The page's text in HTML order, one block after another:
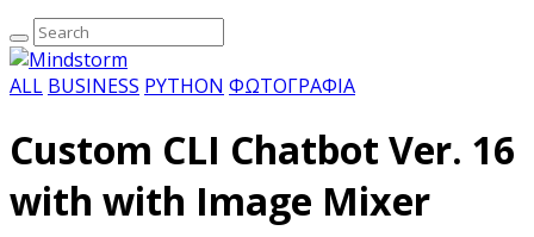
ALL BUSINESS PYTHON ΦΩΤΟΓΡΑΦΙΑ
Custom CLI Chatbot Ver. 16
with with Image Mixer